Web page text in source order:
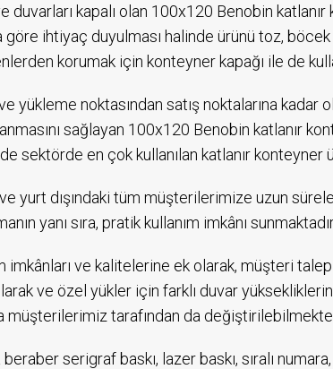
duvarları kapalı olan 100x120 Benobin
göre ihtiyaç duyulması halinde ürünü toz,
korumak için konteyner kapağı ile de
yükleme noktasından satış noktalarına
sağlayan 100x120 Benobin katlanır
sektörde en çok kullanılan katlanır konteyner
yurt dışındaki tüm müşterilerimize uzun
yanı sıra, pratik kullanım imkânı
imkânları ve kalitelerine ek olarak, müşteri
ve özel yükler için farklı duvar
müşterilerimiz tarafından da
beraber serigraf baskı, lazer baskı, sıralı